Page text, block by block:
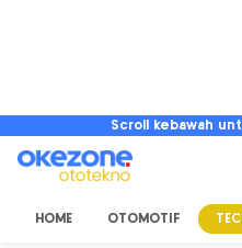
Scroll kebawah
HOME OTOMOTIF